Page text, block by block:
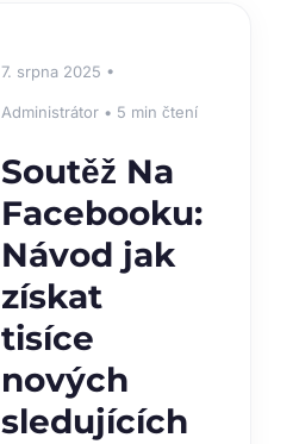
7. srpna 2025 •
Administrátor • 5 min čtení
Soutěž Na
Facebooku:
Návod jak
získat
tisíce
nových
sledujících